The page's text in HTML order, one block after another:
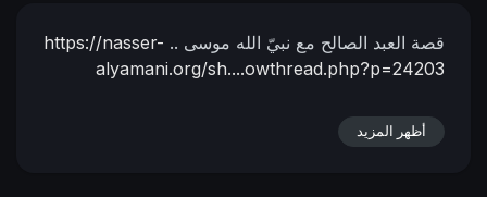
قصة العبد الصالح مع نبيّ الله موسى .. https://nasser-
alyamani.org/sh....owthread.php?p=24203
أظهر المزيد